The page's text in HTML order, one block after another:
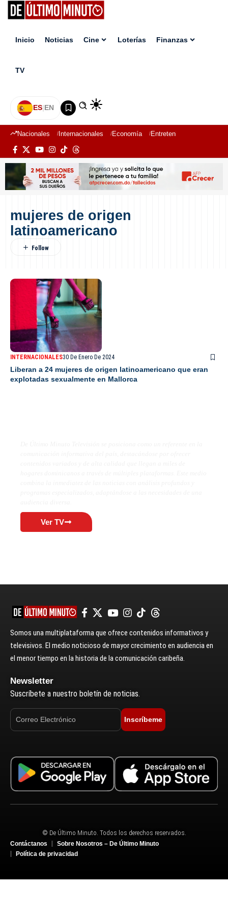
Inicio Noticias Cine Loterías Finanzas
TV
ES|EN
Nacionales Internacionales Economía Entretenimiento
mujeres de origen
latinoamericano
INTERNACIONALES30 De Enero De 2024
Liberan a 24 mujeres de origen latinoamericano que eran
explotadas sexualmente en Mallorca
Ver TV
Somos una multiplataforma que ofrece contenidos informativos y
televisivos. El medio noticioso de mayor crecimiento en audiencia en
el menor tiempo en la historia de la comunicación caribeña.
Newsletter
Suscríbete a nuestro boletín de noticias.
Inscríbeme
© De Último Minuto. Todos los derechos reservados.
Contáctanos
Sobre Nosotros – De Último Minuto
Política de privacidad